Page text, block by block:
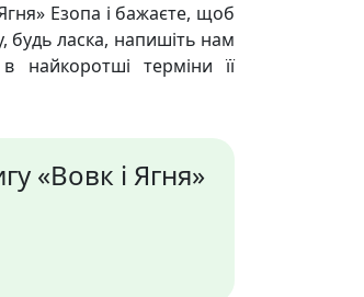
Езопа і бажаєте, щоб
будь ласка, напишіть нам
найкоротші терміни її
«Вовк і Ягня»